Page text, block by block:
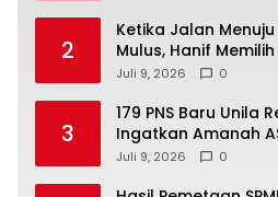
2
Ketika Jalan
Mulus, Hanif
Juli 9, 2026 0
3
179 PNS Baru Unila
Ingatkan Amanah
Formalitas
Juli 9, 2026 0